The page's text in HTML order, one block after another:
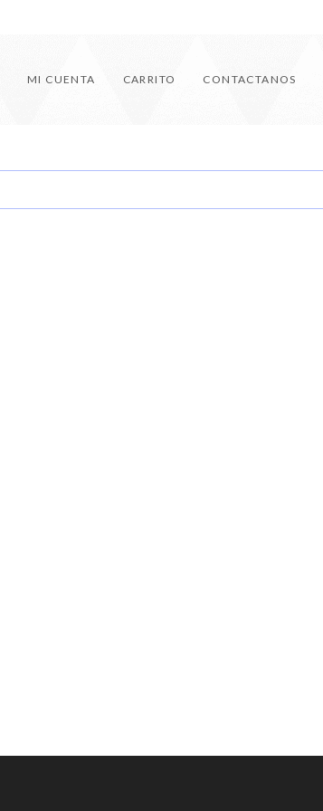
MI CUENTA CARRITO CONTACTANOS